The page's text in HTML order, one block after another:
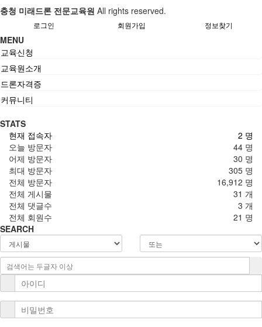
충청 미래드론 전문교육원 All rights reserved.
로그인 회원가입 정보찾기
MENU
교육신청
교육원소개
드론자격증
커뮤니티
STATS
2 명
현재 접속자
44 명
오늘 방문자
30 명
어제 방문자
305 명
최대 방문자
16,912 명
전체 방문자
31 개
전체 게시물
3 개
전체 댓글수
21 명
전체 회원수
SEARCH